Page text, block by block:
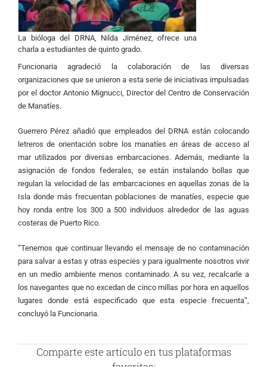
La bióloga del DRNA, Nilda Jiménez, ofrece una
charla a estudiantes de quinto grado.
Funcionaria agradeció la colaboración de las diversas
organizaciones que se unieron a esta serie de iniciativas impulsadas
por el doctor Antonio Mignucci, Director del Centro de Conservación
de Manatíes.
Guerrero Pérez añadió que empleados del DRNA están colocando
letreros de orientación sobre los manatíes en áreas de acceso al
mar utilizados por diversas embarcaciones. Además, mediante la
asignación de fondos federales, se están instalando bollas que
regulan la velocidad de las embarcaciones en aquellas zonas de la
Isla donde más frecuentan poblaciones de manatíes, especie que
hoy ronda entre los 300 a 500 individuos alrededor de las aguas
costeras de Puerto Rico.
“Tenemos que continuar llevando el mensaje de no contaminación
para salvar a estas y otras especies y para igualmente nosotros vivir
en un medio ambiente menos contaminado. A su vez, recalcarle a
los navegantes que no excedan de cinco millas por hora en aquellos
lugares donde está especificado que esta especie frecuenta”,
concluyó la Funcionaria.
Comparte este artículo en tus plataformas